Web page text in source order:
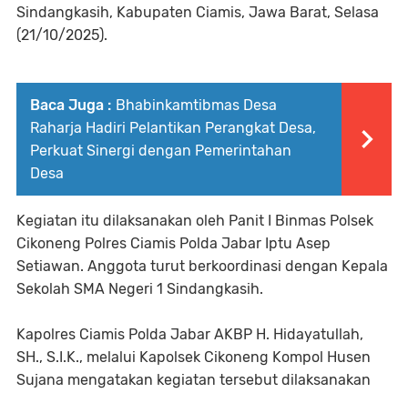
Sindangkasih, Kabupaten Ciamis, Jawa Barat, Selasa
(21/10/2025).
Baca Juga : Bhabinkamtibmas Desa
Raharja Hadiri Pelantikan Perangkat Desa,
Perkuat Sinergi dengan Pemerintahan
Desa
Kegiatan itu dilaksanakan oleh Panit I Binmas Polsek
Cikoneng Polres Ciamis Polda Jabar Iptu Asep
Setiawan. Anggota turut berkoordinasi dengan Kepala
Sekolah SMA Negeri 1 Sindangkasih.
Kapolres Ciamis Polda Jabar AKBP H. Hidayatullah,
SH., S.I.K., melalui Kapolsek Cikoneng Kompol Husen
Sujana mengatakan kegiatan tersebut dilaksanakan